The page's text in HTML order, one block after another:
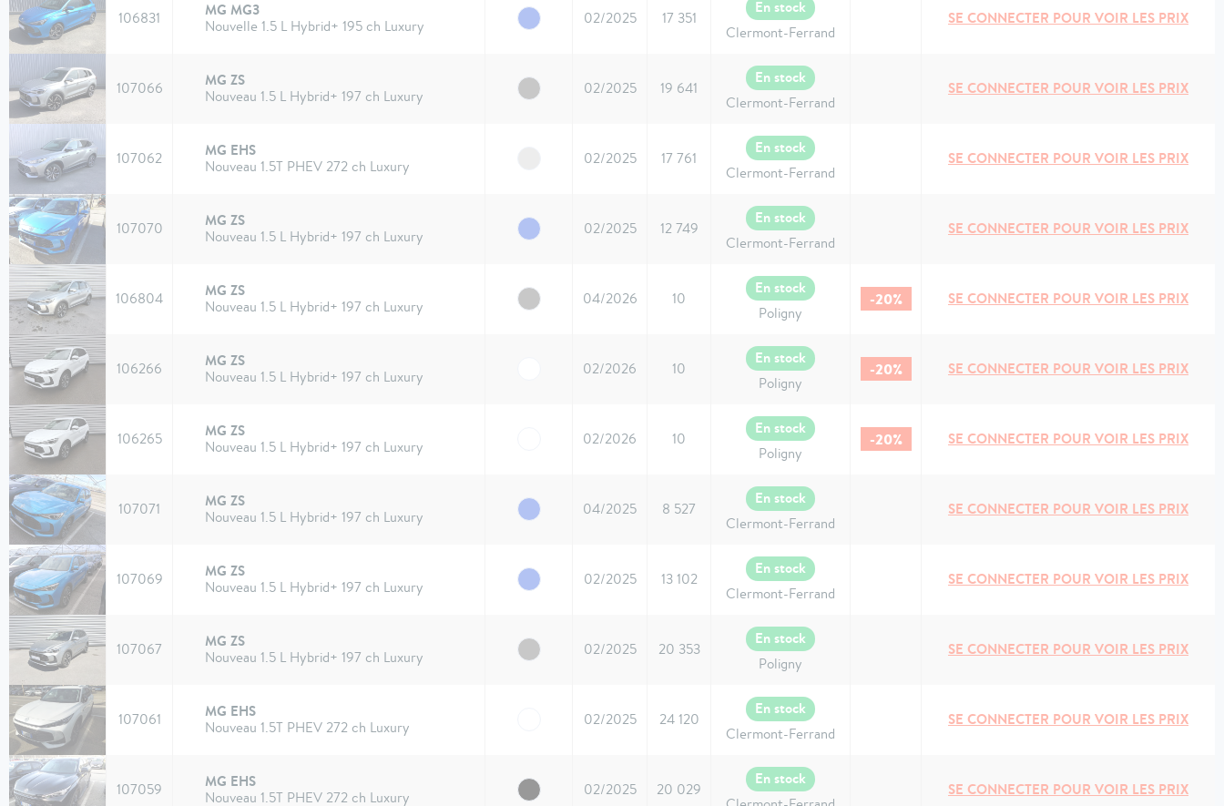
106831 MG MG3
Nouvelle 1.5 L Hybrid+ 195 ch Luxury 02/2025 17 351
En stock
Clermont-Ferrand
SE CONNECTER POUR VOIR LES PRIX
107066 MG ZS
Nouveau 1.5 L Hybrid+ 197 ch Luxury 02/2025 19 641
En stock
Clermont-Ferrand
SE CONNECTER POUR VOIR LES PRIX
107062 MG EHS
Nouveau 1.5T PHEV 272 ch Luxury 02/2025 17 761
En stock
Clermont-Ferrand
SE CONNECTER POUR VOIR LES PRIX
107070 MG ZS
Nouveau 1.5 L Hybrid+ 197 ch Luxury 02/2025 12 749
En stock
Clermont-Ferrand
SE CONNECTER POUR VOIR LES PRIX
106804 MG ZS
Nouveau 1.5 L Hybrid+ 197 ch Luxury 04/2026 10
En stock
Poligny
-20% SE CONNECTER POUR VOIR LES PRIX
106266 MG ZS
Nouveau 1.5 L Hybrid+ 197 ch Luxury 02/2026 10
En stock
Poligny
-20% SE CONNECTER POUR VOIR LES PRIX
106265 MG ZS
Nouveau 1.5 L Hybrid+ 197 ch Luxury 02/2026 10
En stock
Poligny
-20% SE CONNECTER POUR VOIR LES PRIX
107071 MG ZS
Nouveau 1.5 L Hybrid+ 197 ch Luxury 04/2025 8 527
En stock
Clermont-Ferrand
SE CONNECTER POUR VOIR LES PRIX
107069 MG ZS
Nouveau 1.5 L Hybrid+ 197 ch Luxury 02/2025 13 102
En stock
Clermont-Ferrand
SE CONNECTER POUR VOIR LES PRIX
107067 MG ZS
Nouveau 1.5 L Hybrid+ 197 ch Luxury 02/2025 20 353
En stock
Poligny
SE CONNECTER POUR VOIR LES PRIX
107061 MG EHS
Nouveau 1.5T PHEV 272 ch Luxury 02/2025 24 120
En stock
Clermont-Ferrand
SE CONNECTER POUR VOIR LES PRIX
107059 MG EHS
Nouveau 1.5T PHEV 272 ch Luxury 02/2025 20 029
En stock
SE CONNECTER POUR VOIR LES PRIX